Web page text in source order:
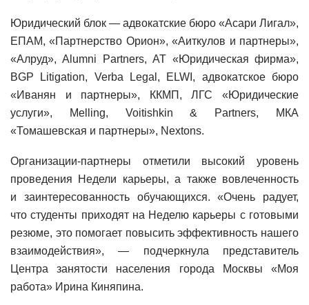
Юридический блок — адвокатские бюро «Асари Лигал»,
ЕПАМ, «Партнерство Орион», «Аиткулов и партнеры»,
«Алруд», Alumni Partners, АТ «Юридическая фирма»,
BGP Litigation, Verba Legal, ELWI, адвокатское бюро
«Иванян и партнеры», ККМП, ЛГС «Юридические
услуги», Melling, Voitishkin & Partners, МКА
«Томашевская и партнеры», Nextons.
Организации-партнеры отметили высокий уровень
проведения Недели карьеры, а также вовлеченность
и заинтересованность обучающихся. «Очень радует,
что студенты приходят на Неделю карьеры с готовыми
резюме, это помогает повысить эффективность нашего
взаимодействия», — подчеркнула представитель
Центра занятости населения города Москвы «Моя
работа» Ирина Киняпина.